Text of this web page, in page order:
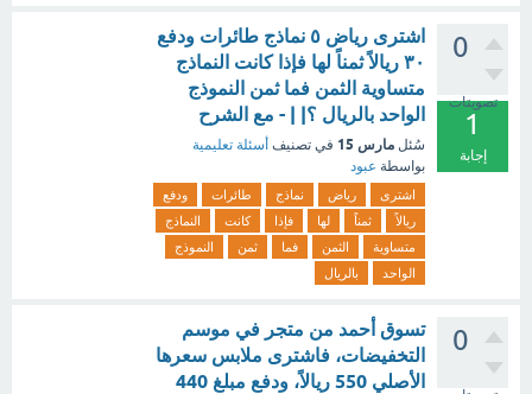
0
تصويتات
1
إجابة
اشترى رياض ٥ نماذج طائرات ودفع
٣٠ ريالاً ثمناً لها فإذا كانت النماذج
متساوية الثمن فما ثمن النموذج
الواحد بالريال ؟| | - مع الشرح
سُئل مارس 15 في تصنيف أسئلة تعليمية
بواسطة عبود
اشترى رياض نماذج طائرات
ودفع
ريالاً
ثمناً لها فإذا كانت
النماذج
متساوية
الثمن فما ثمن
النموذج
الواحد
بالريال
0
تسوق أحمد من متجر في موسم
التخفيضات، فاشترى ملابس سعرها
الأصلي 550 ريالاً، ودفع مبلغ 440